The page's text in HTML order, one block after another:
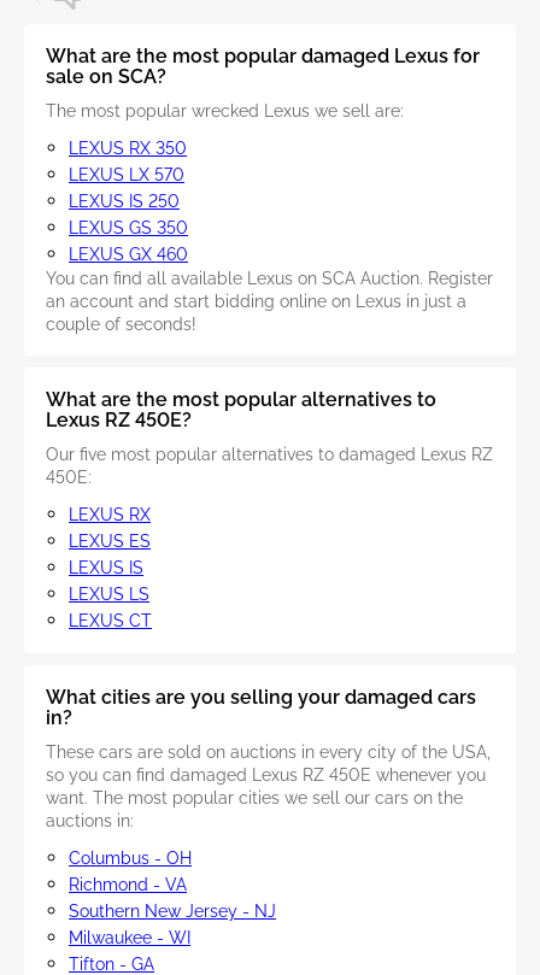
What are the most popular damaged Lexus for
sale on SCA?
The most popular wrecked Lexus we sell are:
LEXUS RX 350
LEXUS LX 570
LEXUS IS 250
LEXUS GS 350
LEXUS GX 460
You can find all available Lexus on SCA Auction. Register
an account and start bidding online on Lexus in just a
couple of seconds!
What are the most popular alternatives to
Lexus RZ 450E?
Our five most popular alternatives to damaged Lexus RZ
450E:
LEXUS RX
LEXUS ES
LEXUS IS
LEXUS LS
LEXUS CT
What cities are you selling your damaged cars
in?
These cars are sold on auctions in every city of the USA,
so you can find damaged Lexus RZ 450E whenever you
want. The most popular cities we sell our cars on the
auctions in:
Columbus - OH
Richmond - VA
Southern New Jersey - NJ
Milwaukee - WI
Tifton - GA